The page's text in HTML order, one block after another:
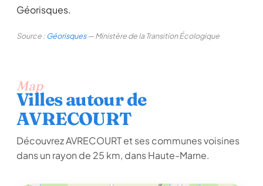
Géorisques.
Source :Géorisques— Ministère de la Transition Écologique
Map
Villes autour de
AVRECOURT
Découvrez AVRECOURT et ses communes voisines
dans un rayon de 25 km, dans Haute-Marne.